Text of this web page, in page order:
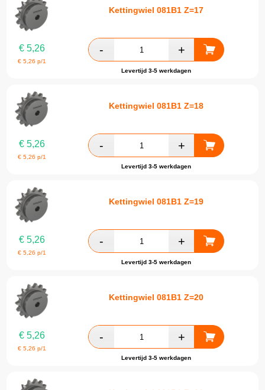
Kettingwiel 081B1 Z=17
€ 5,26
€5,26 p/1
Levertijd 3-5 werkdagen
Kettingwiel 081B1 Z=18
€ 5,26
€5,26 p/1
Levertijd 3-5 werkdagen
Kettingwiel 081B1 Z=19
€ 5,26
€5,26 p/1
Levertijd 3-5 werkdagen
Kettingwiel 081B1 Z=20
€ 5,26
€5,26 p/1
Levertijd 3-5 werkdagen